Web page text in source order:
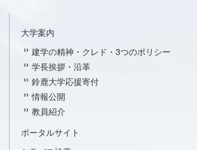
大学案内
建学の精神・クレド・3つのポリシー
学長挨拶・沿革
鈴鹿大学応援寄付
情報公開
教員紹介
ポータルサイト